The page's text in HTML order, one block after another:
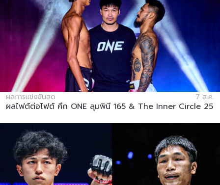
ผลการแข่งขันสด 7 ส.ค.
ผลไฟต์ต่อไฟต์ ศึก ONE ลุมพินี 165 & The Inner Circle 25